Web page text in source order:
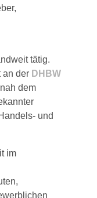
tätig.
an der DHBW
dem
und
im